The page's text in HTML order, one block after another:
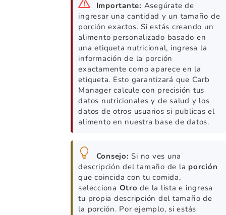
Importante: Asegúrate de
ingresar una cantidad y un tamaño de
porción exactos. Si estás creando un
alimento personalizado basado en
una etiqueta nutricional, ingresa la
información de la porción
exactamente como aparece en la
etiqueta. Esto garantizará que Carb
Manager calcule con precisión tus
datos nutricionales y de salud y los
datos de otros usuarios si publicas el
alimento en nuestra base de datos.
Consejo: Si no ves una
descripción del tamaño de la porción
que coincida con tu comida,
selecciona Otro de la lista e ingresa
tu propia descripción del tamaño de
la porción. Por ejemplo, si estás